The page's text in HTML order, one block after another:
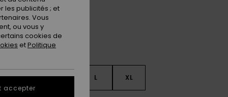
S M L XL
les publicités ; et
Vous
ou vous y
cookies de
etPolitique
accepter